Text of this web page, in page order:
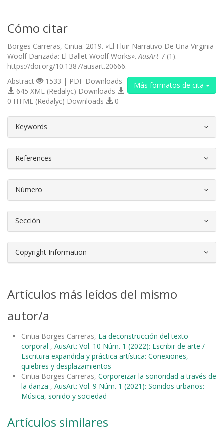
Cómo citar
Borges Carreras, Cintia. 2019. «El Fluir Narrativo De Una Virginia
Woolf Danzada: El Ballet Woolf Works». AusArt 7 (1).
https://doi.org/10.1387/ausart.20666.
Más formatos de cita
Abstract
1533 | PDF Downloads
645 XML (Redalyc) Downloads
0 HTML (Redalyc) Downloads
0
Keywords
References
Número
Sección
Copyright Information
Artículos más leídos del mismo
autor/a
Cintia Borges Carreras, La deconstrucción del texto
corporal , AusArt: Vol. 10 Núm. 1 (2022): Escribir de arte /
Escritura expandida y práctica artística: Conexiones,
quiebres y desplazamientos
Cintia Borges Carreras, Corporeizar la sonoridad a través de
la danza , AusArt: Vol. 9 Núm. 1 (2021): Sonidos urbanos:
Música, sonido y sociedad
Artículos similares